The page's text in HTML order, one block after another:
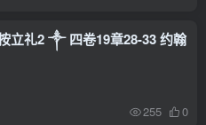
立礼2 ༒ 四卷19章28-33 约翰
255 0